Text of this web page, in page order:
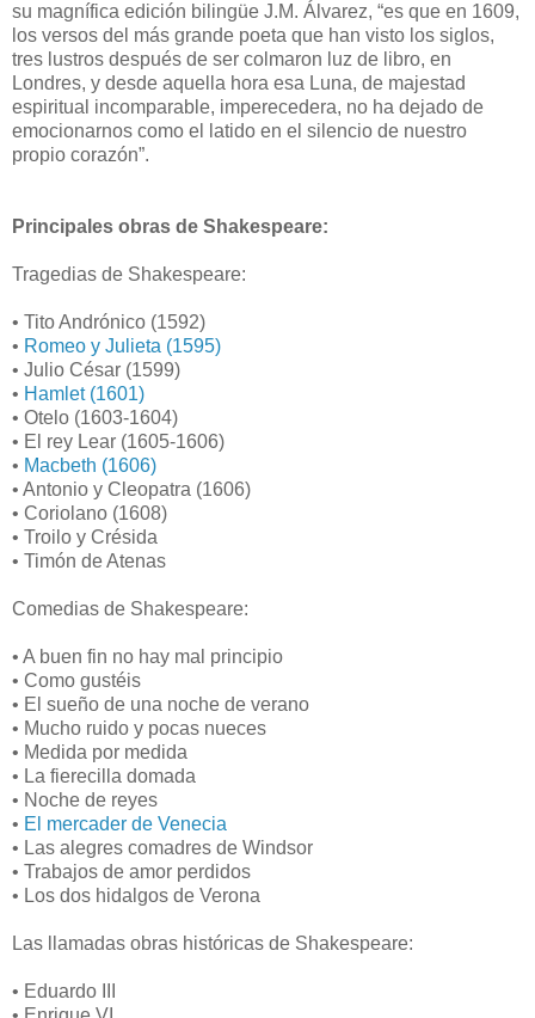
su magnífica edición bilingüe J.M. Álvarez, “es que en 1609,
los versos del más grande poeta que han visto los siglos,
tres lustros después de ser colmaron luz de libro, en
Londres, y desde aquella hora esa Luna, de majestad
espiritual incomparable, imperecedera, no ha dejado de
emocionarnos como el latido en el silencio de nuestro
propio corazón”.
Principales obras de Shakespeare:
Tragedias de Shakespeare:
• Tito Andrónico (1592)
• Romeo y Julieta (1595)
• Julio César (1599)
• Hamlet (1601)
• Otelo (1603-1604)
• El rey Lear (1605-1606)
• Macbeth (1606)
• Antonio y Cleopatra (1606)
• Coriolano (1608)
• Troilo y Crésida
• Timón de Atenas
Comedias de Shakespeare:
• A buen fin no hay mal principio
• Como gustéis
• El sueño de una noche de verano
• Mucho ruido y pocas nueces
• Medida por medida
• La fierecilla domada
• Noche de reyes
• El mercader de Venecia
• Las alegres comadres de Windsor
• Trabajos de amor perdidos
• Los dos hidalgos de Verona
Las llamadas obras históricas de Shakespeare:
• Eduardo III